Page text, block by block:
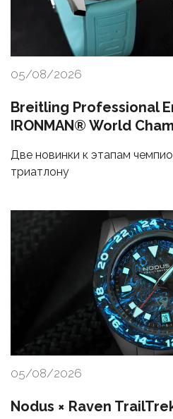
05/08/2026
Breitling Professional
IRONMAN® World
Две новинки к этапам
триатлону
05/08/2026
Nodus × Raven